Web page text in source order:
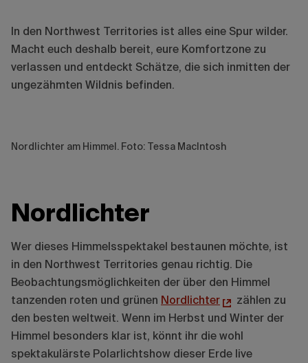
In den Northwest Territories ist alles eine Spur wilder.
Macht euch deshalb bereit, eure Komfortzone zu
verlassen und entdeckt Schätze, die sich inmitten der
ungezähmten Wildnis befinden.
Nordlichter am Himmel. Foto: Tessa MacIntosh
Nordlichter
Wer dieses Himmelsspektakel bestaunen möchte, ist
in den Northwest Territories genau richtig. Die
Beobachtungsmöglichkeiten der über den Himmel
tanzenden roten und grünen Nordlichter
zählen zu
den besten weltweit. Wenn im Herbst und Winter der
Himmel besonders klar ist, könnt ihr die wohl
spektakulärste Polarlichtshow dieser Erde live